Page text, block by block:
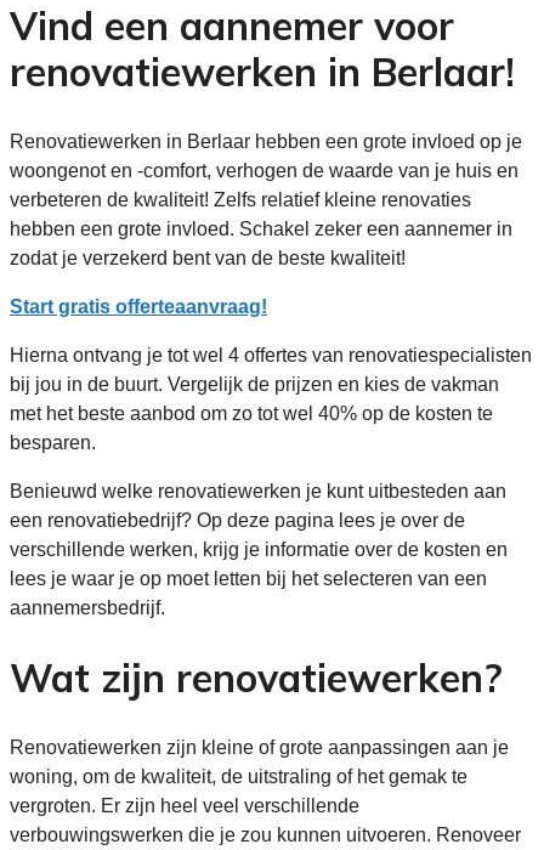
Vind een aannemer voor
renovatiewerken in Berlaar!
Renovatiewerken in Berlaar hebben een grote invloed op je
woongenot en -comfort, verhogen de waarde van je huis en
verbeteren de kwaliteit! Zelfs relatief kleine renovaties
hebben een grote invloed. Schakel zeker een aannemer in
zodat je verzekerd bent van de beste kwaliteit!
Start gratis offerteaanvraag!
Hierna ontvang je tot wel 4 offertes van renovatiespecialisten
bij jou in de buurt. Vergelijk de prijzen en kies de vakman
met het beste aanbod om zo tot wel 40% op de kosten te
besparen.
Benieuwd welke renovatiewerken je kunt uitbesteden aan
een renovatiebedrijf? Op deze pagina lees je over de
verschillende werken, krijg je informatie over de kosten en
lees je waar je op moet letten bij het selecteren van een
aannemersbedrijf.
Wat zijn renovatiewerken?
Renovatiewerken zijn kleine of grote aanpassingen aan je
woning, om de kwaliteit, de uitstraling of het gemak te
vergroten. Er zijn heel veel verschillende
verbouwingswerken die je zou kunnen uitvoeren. Renoveer